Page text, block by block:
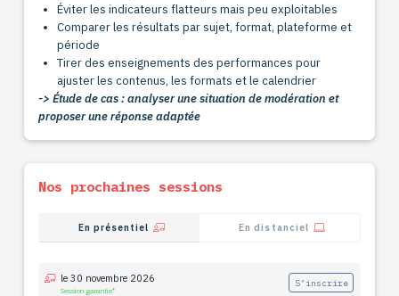
Éviter les indicateurs flatteurs mais peu exploitables
Comparer les résultats par sujet, format, plateforme et
période
Tirer des enseignements des performances pour
ajuster les contenus, les formats et le calendrier
-> Étude de cas : analyser une situation de modération et
proposer une réponse adaptée
Nos prochaines sessions
En présentiel En distanciel
le 30 novembre 2026
Session garantie*
S’inscrire